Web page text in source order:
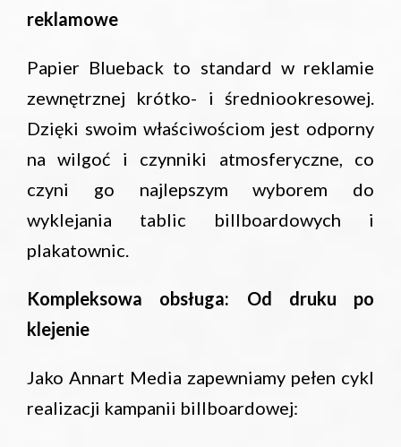
reklamowe
Papier Blueback to standard w reklamie
zewnętrznej krótko- i średniookresowej.
Dzięki swoim właściwościom jest odporny
na wilgoć i czynniki atmosferyczne, co
czyni go najlepszym wyborem do
wyklejania tablic billboardowych i
plakatownic.
Kompleksowa obsługa: Od druku po
klejenie
Jako Annart Media zapewniamy pełen cykl
realizacji kampanii billboardowej: